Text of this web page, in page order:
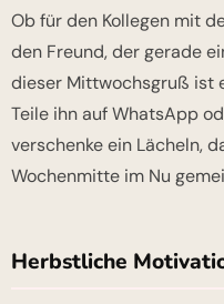
Ob für den Kollegen mit
den Freund, der gerade
dieser Mittwochsgruß ist
Teile ihn auf WhatsApp
verschenke ein Lächeln,
Wochenmitte im Nu
Herbstliche